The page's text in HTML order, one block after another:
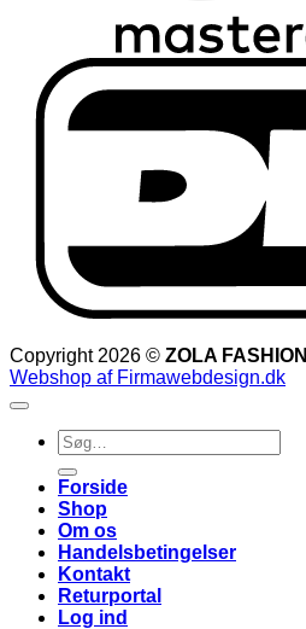
Copyright 2026 © ZOLA FASHION
Webshop af Firmawebdesign.dk
Søg
efter:
Forside
Shop
Om os
Handelsbetingelser
Kontakt
Returportal
Log ind